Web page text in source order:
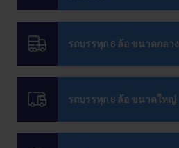
รถบรรทุก 6 ล้อ ขนาดกลาง​
รถบรรทุก 6 ล้อ ขนาดใหญ่